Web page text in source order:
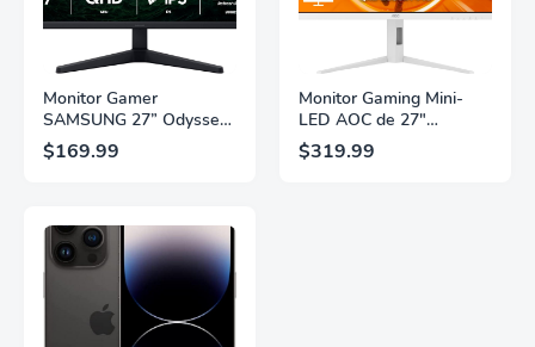
Monitor Gamer
SAMSUNG 27” Odyssey
G5 G53F con Resolución
QHD, HDR10,
Panel IPS, AMD
FreeSync™ Premium,
Ecualizador Negro,
Cambio Automático de
Fuente,
LS27FG532ENXZA
$169.99
Monitor Gaming Mini-
LED AOC de 27"
Pulgadas, QHD
2560×1440, 320Hz, 1ms
$319.99